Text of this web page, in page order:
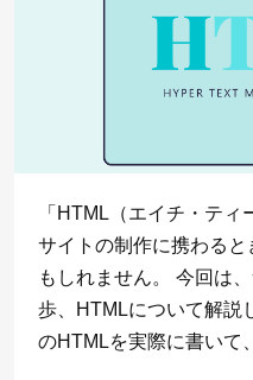
「HTML（エイチ・テ
サイトの制作に携わる
もしれません。 今回は
歩、HTMLについて解説
のHTMLを実際に書いて